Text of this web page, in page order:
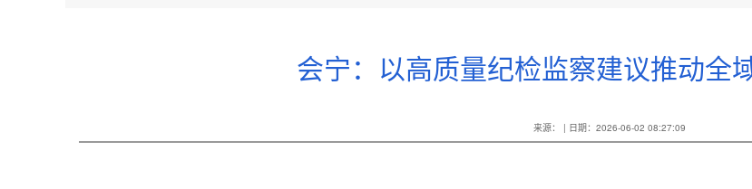
会宁：以高质量纪检监察建议推动全
来源： | 日期：2026-06-02 08:27:09